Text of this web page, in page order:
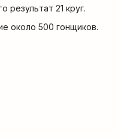
результат 21 круг.
около 500 гонщиков.